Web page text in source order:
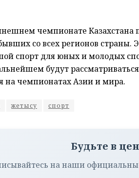
чемпионате
со всех регионов страны.
спорт для юных и молодых
будут
на чемпионатах Азии и мира.
жетысу спорт
Будьте в
на наши